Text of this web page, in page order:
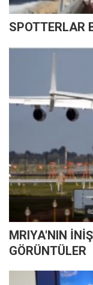
SPOTTERLAR
MRIYA'NIN
GÖRÜNTÜLER